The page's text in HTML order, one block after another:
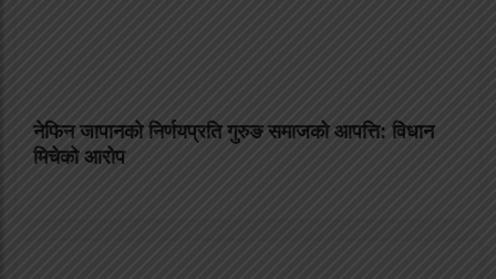
नेफिन जापानको निर्णयप्रति गुरुङ समाजको आपत्ति: विधान
मिचेको आरोप